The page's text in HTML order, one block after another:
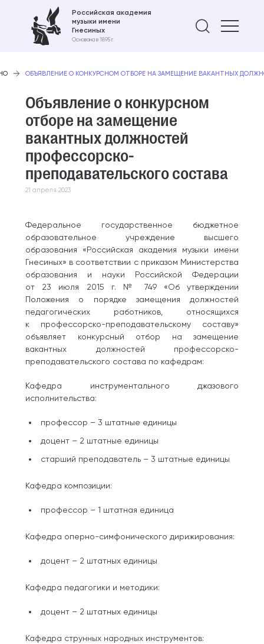
Российская академия
музыки имени
Гнесиных
Основана в 1895 г.
Найти
ОБЪЯВЛЕНИЕ О КОНКУРСНОМ ОТБОРЕ НА ЗАМЕЩЕНИЕ ВАКАНТНЫХ
Объявление о конкурсном
отборе на замещение
вакантных должностей
профессорско-
преподавательского состава
21 апреля 2023
Федеральное государственное бюджетное
образовательное учреждение высшего
образования «Российская академия музыки имени
Гнесиных» в соответствии с приказом Министерства
образования и науки Российской Федерации
от 23 июля 2015 г. № 749 «Об утверждении
Положения о порядке замещения должностей
педагогических работников, относящихся
к профессорско-преподавательскому составу»
объявляет конкурсный отбор на замещение
вакантных должностей профессорско-
преподавательского состава по кафедрам:
Кафедра инструментального джазового
исполнительства:
профессор – 3 штатные единицы
доцент – 2 штатные единицы
старший преподаватель – 3 штатные единицы
Кафедра композиции:
профессор – 1 штатная единица
Кафедра оперно-симфонического дирижирования:
доцент – 2 штатных единицы
Кафедра педагогики и методики:
доцент – 2 штатных единицы
Кафедра струнных народных инструментов: